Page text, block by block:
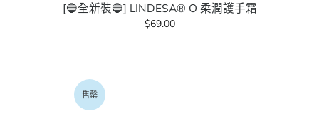
[🔵全新裝🔵] LINDESA® O 柔潤護手霜
$69.00
售罄